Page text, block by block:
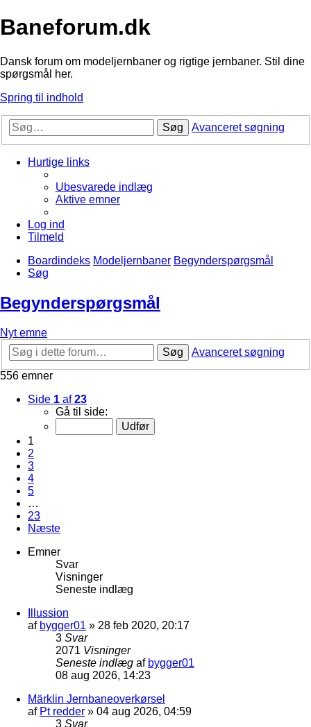
Baneforum.dk
Dansk forum om modeljernbaner og rigtige jernbaner. Stil dine
spørgsmål her.
Spring til indhold
Søg Avanceret søgning
Hurtige links
Ubesvarede indlæg
Aktive emner
Log ind
Tilmeld
Boardindeks Modeljernbaner Begynderspørgsmål
Søg
Begynderspørgsmål
Nyt emne
Søg
Avanceret søgning
556 emner
Side 1 af23
Gå til side:
1
2
3
4
5
…
23
Næste
Emner
Svar
Visninger
Seneste indlæg
Illussion
af bygger01 » 28 feb 2020, 20:17
3 Svar
2071 Visninger
Seneste indlæg af bygger01
08 aug 2026, 14:23
Märklin Jernbaneoverkørsel
af Pt redder » 04 aug 2026, 04:59
3 Svar